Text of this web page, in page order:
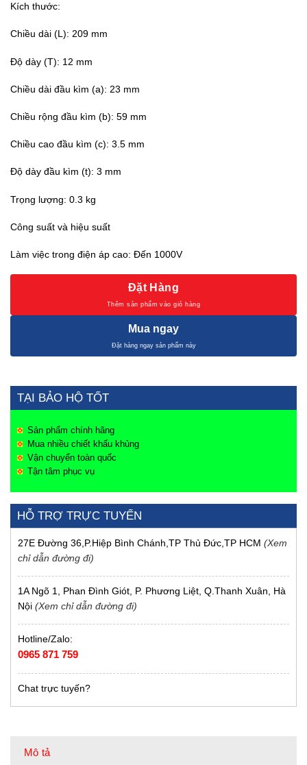
Kích thước:
Chiều dài (L): 209 mm
Độ dày (T): 12 mm
Chiều dài đầu kìm (a): 23 mm
Chiều rộng đầu kìm (b): 59 mm
Chiều cao đầu kìm (c): 3.5 mm
Độ dày đầu kìm (t): 3 mm
Trọng lượng: 0.3 kg
Công suất và hiệu suất
Làm việc trong điện áp cao: Đến 1000V
Đặt Hàng
Mua ngay
TẠI BẢO HỘ TỐT
Sản phẩm chính hãng
Mua nhiều chiết khấu khủng
Vận chuyển toàn quốc
Tận tâm phục vụ
HỖ TRỢ TRỰC TUYẾN
27E Đường 36,P.Hiệp Bình Chánh,TP Thủ Đức,TP HCM (Xem
chỉ dẫn đường đi)
1A Ngõ 1, Phan Đình Giót, P. Phương Liệt, Q.Thanh Xuân, Hà
Nội (Xem chỉ dẫn đường đi)
Hotline/Zalo:
0965 871 759
Chat trực tuyến?
Mô tả